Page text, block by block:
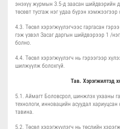
энэхүү журмын 3.5-д заасан шийдвэрийн
төсөвт тусгаж нэг удаа бүрэн хэмжээгээр
4.3. Төсөл хэрэгжүүлэгчээс гаргасан
гэж үзвэл Засаг даргын шийдвэрээр 1 /
болно.
4.4. Төсөл хэрэгжүүлэгч нь гэрээгээр
шилжүүлж болохгүй.
Тав. Хэрэгжилтэд
5.1. Аймагт Боловсрол, шинжлэх ухааны
технологи, инновацийн асуудал
тавина.
5.2. Төсөл хэрэгжүүлэгч нь төслийн